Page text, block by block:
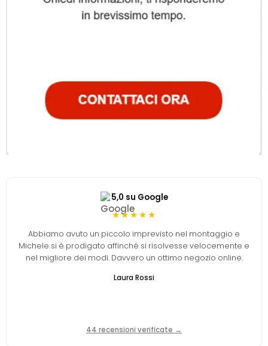
5,0 su Google
★★★★★
Abbiamo avuto un piccolo imprevisto nel montaggio e
Michele si è prodigato affinché si risolvesse velocemente e
nel migliore dei modi. Davvero un ottimo negozio online.
Laura Rossi
44 recensioni verificate →